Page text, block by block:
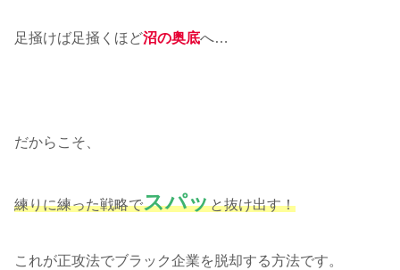
足掻けば足掻くほど沼の奥底へ…
だからこそ、
練りに練った戦略でスパッと抜け出す！
これが正攻法でブラック企業を脱却する方法です。